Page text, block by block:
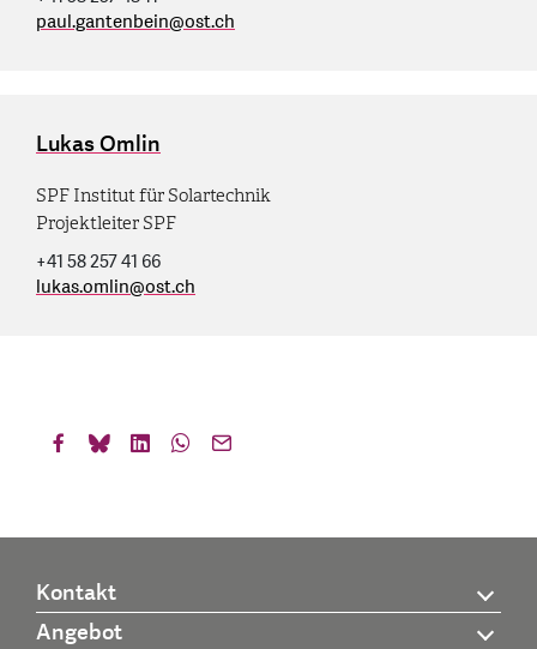
paul.gantenbein@ost.ch
Lukas Omlin
SPF Institut für Solartechnik
Projektleiter SPF
+41 58 257 41 66
lukas.omlin@ost.ch
Kontakt
Angebot